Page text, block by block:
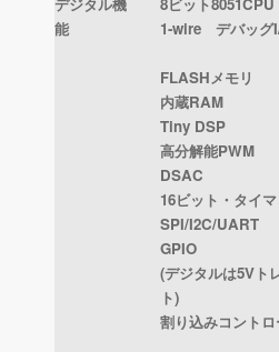
能
1-wire デバッグ
FLASHメモリ
内蔵RAM
Tiny DSP
高分解能PWM
DSAC
16ビット・タイマ
SPI/I2C/UART
GPIO
(デジタルは5Vト
ト)
割り込みコント